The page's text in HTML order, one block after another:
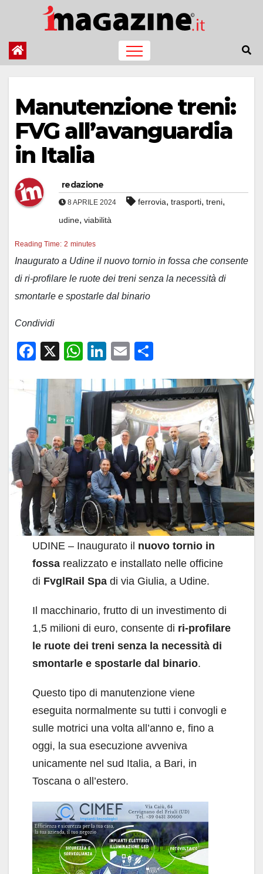
contenuto
Manutenzione treni:
FVG all’avanguardia
in Italia
redazione
8 APRILE 2024 ferrovia, trasporti, treni,
udine, viabilità
Reading Time: 2 minutes
Inaugurato a Udine il nuovo tornio in fossa che consente
di ri-profilare le ruote dei treni senza la necessità di
smontarle e spostarle dal binario
Condividi
F
c
e
b
o
o
k
X
W
at
s
A
p
p
Li
k
e
dI
n
E
ail n
di
vi
di
UDINE – Inaugurato il nuovo tornio in
fossa realizzato e installato nelle officine
di FvglRail Spa di via Giulia, a Udine.
Il macchinario, frutto di un investimento di
1,5 milioni di euro, consente di ri-profilare
le ruote dei treni senza la necessità di
smontarle e spostarle dal binario.
Questo tipo di manutenzione viene
eseguita normalmente su tutti i convogli e
sulle motrici una volta all’anno e, fino a
oggi, la sua esecuzione avveniva
unicamente nel sud Italia, a Bari, in
Toscana o all’estero.